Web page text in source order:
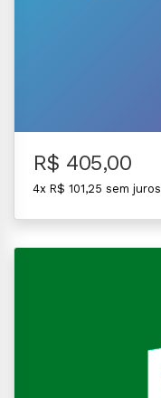
R$ 405,00
4x R$ 101,25 sem juros